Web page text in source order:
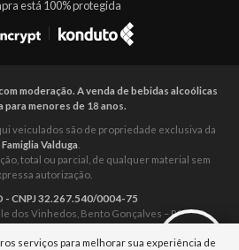
está 100% protegida
moderação. A venda de bebidas alcoólicas
para menores de 18 anos.
veiculados são de propriedade exclusiva da
Famiglia Valduga
total ou parcial, de qualquer material sem
autorização.
- CNPJ 32.267.540/0004-75
dos Vinhedos, Bento Gonçalves – RS. CEP:
serviços para melhorar sua experiência de